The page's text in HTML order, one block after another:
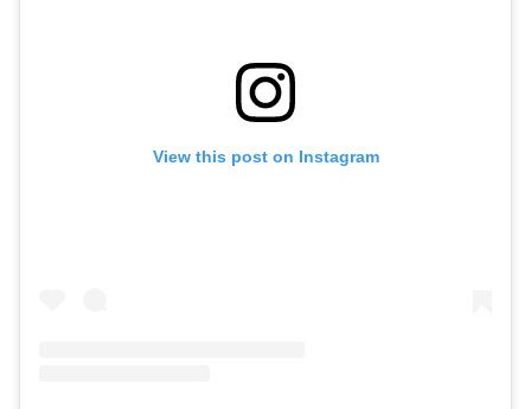
View this post on Instagram